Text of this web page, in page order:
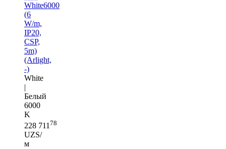
White6000
(6
W/m,
IP20,
CSP,
5m)
(Arlight,
-)
White
|
Белый
6000
K
228 711 78
UZS/
м